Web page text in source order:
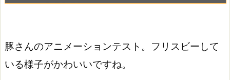
豚さんのアニメーションテスト。フリスビーして
いる様子がかわいいですね。